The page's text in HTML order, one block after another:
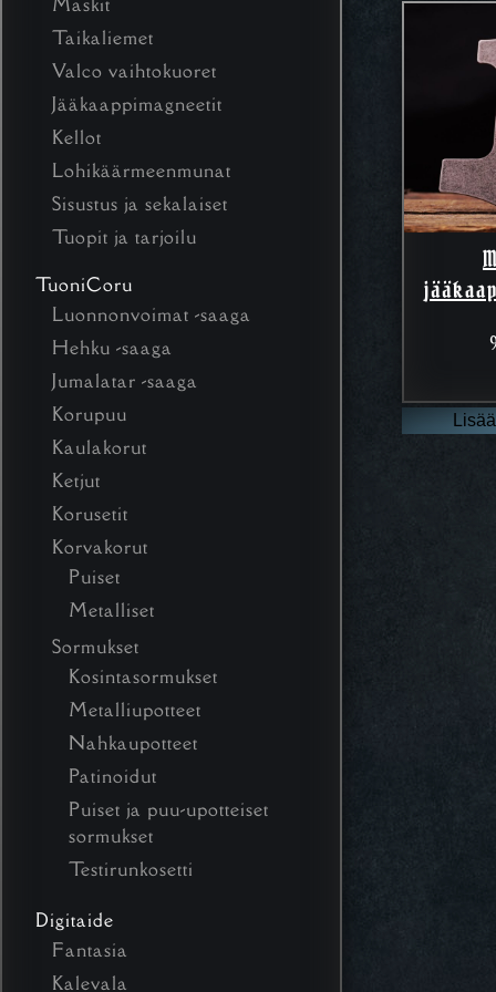
Taikaliemet
Valco vaihtokuoret
Jääkaappimagneetit
Kellot
Lohikäärmeenmunat
Sisustus ja sekalaiset
Tuopit ja tarjoilu
TuoniCoru
Luonnonvoimat -saaga
Hehku -saaga
Jumalatar -saaga
Korupuu
Kaulakorut
Ketjut
Korusetit
Korvakorut
Puiset
Metalliset
Sormukset
Kosintasormukset
Metalliupotteet
Nahkaupotteet
Patinoidut
Puiset ja puu-upotteiset
sormukset
Testirunkosetti
Digitaide
Fantasia
Kalevala